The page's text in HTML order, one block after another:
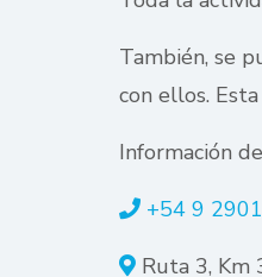
También, se
con ellos.
Información
+54 9
Ruta 3,